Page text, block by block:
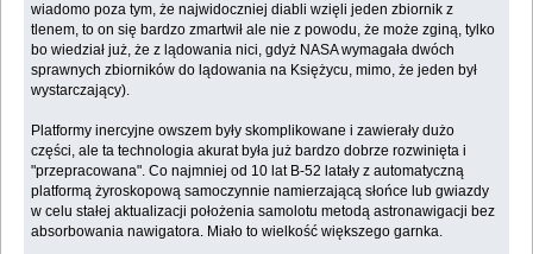
wiadomo poza tym, że najwidoczniej diabli wzięli jeden zbiornik z
tlenem, to on się bardzo zmartwił ale nie z powodu, że może zginą, tylko
bo wiedział już, że z lądowania nici, gdyż NASA wymagała dwóch
sprawnych zbiorników do lądowania na Księżycu, mimo, że jeden był
wystarczający).
Platformy inercyjne owszem były skomplikowane i zawierały dużo
części, ale ta technologia akurat była już bardzo dobrze rozwinięta i
"przepracowana". Co najmniej od 10 lat B-52 latały z automatyczną
platformą żyroskopową samoczynnie namierzającą słońce lub gwiazdy
w celu stałej aktualizacji położenia samolotu metodą astronawigacji bez
absorbowania nawigatora. Miało to wielkość większego garnka.